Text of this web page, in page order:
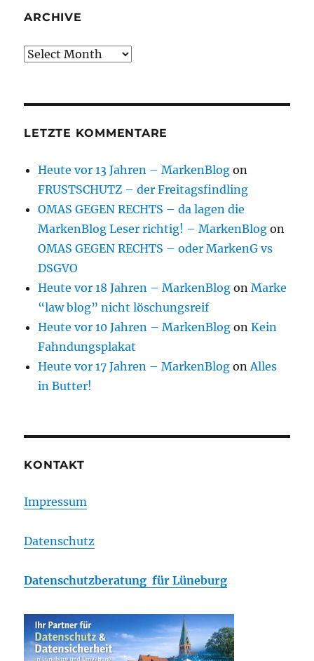
ARCHIVE
Archive
LETZTE KOMMENTARE
Heute vor 13 Jahren – MarkenBlog on
FRUSTSCHUTZ – der Freitagsfindling
OMAS GEGEN RECHTS – da lagen die
MarkenBlog Leser richtig! – MarkenBlog on
OMAS GEGEN RECHTS – oder MarkenG vs
DSGVO
Heute vor 18 Jahren – MarkenBlog onMarke
“law blog” nicht löschungsreif
Heute vor 10 Jahren – MarkenBlog onKein
Fahndungsplakat
Heute vor 17 Jahren – MarkenBlog onAlles
in Butter!
KONTAKT
Impressum
Datenschutz
Datenschutzberatung für Lüneburg